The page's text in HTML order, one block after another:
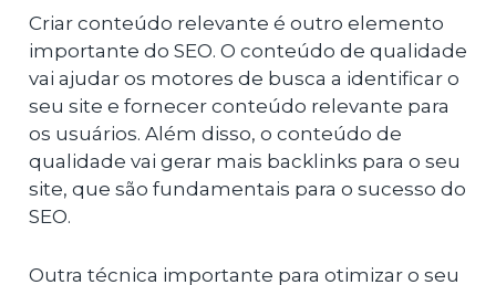
Criar conteúdo relevante é outro elemento
importante do SEO. O conteúdo de qualidade
vai ajudar os motores de busca a identificar o
seu site e fornecer conteúdo relevante para
os usuários. Além disso, o conteúdo de
qualidade vai gerar mais backlinks para o seu
site, que são fundamentais para o sucesso do
SEO.
Outra técnica importante para otimizar o seu